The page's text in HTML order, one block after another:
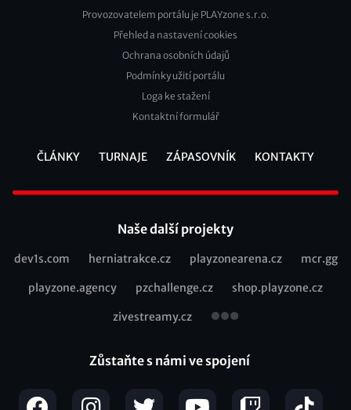
Footer
Provozovatelem portálu je PLAYzone s.r.o.
Přehled a nastavení cookies
Ochrana osobních údajů
Podmínky užití portálu
Loga ke stažení
Kontaktní formulář
ČLÁNKY TURNAJE ZÁPASOVNÍK KONTAKTY
Naše další projekty
Recommended
dev1s.com herniatrakce.cz playzonearena.cz mcr.gg
playzone.agency pzchallenge.cz shop.playzone.cz
zivestreamy.cz
Zůstaňte s námi ve spojení